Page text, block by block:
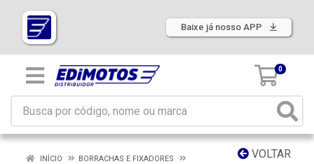
Baixe já nosso APP
0
VOLTAR
INÍCIO
BORRACHAS E FIXADORES